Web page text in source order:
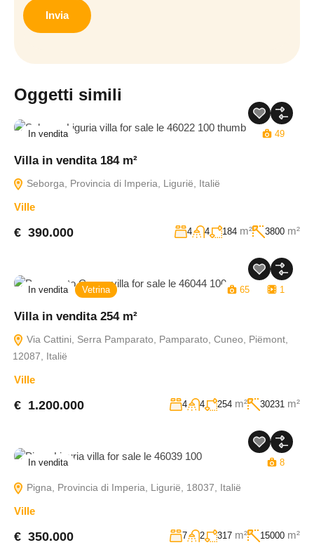
Oggetti simili
In vendita 49
Villa in vendita 184 m²
Seborga, Provincia di Imperia, Ligurië, Italië
Ville
€ 390.000 4 4 184 m² 3800 m²
In vendita Vetrina 65 1
Villa in vendita 254 m²
Via Cattini, Serra Pamparato, Pamparato, Cuneo, Piëmont,
12087, Italië
Ville
€ 1.200.000 4 4 254 m² 30231 m²
In vendita 8
Pigna, Provincia di Imperia, Ligurië, 18037, Italië
Ville
€ 350.000 7 2 317 m² 15000 m²